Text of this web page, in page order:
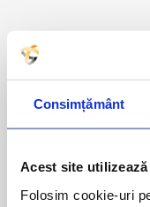
Consimțământ
Acest site
Folosim cookie-uri
Curse din
MALAGA:
ADJUD
AIUD
ALESD
ALEXANDRIA